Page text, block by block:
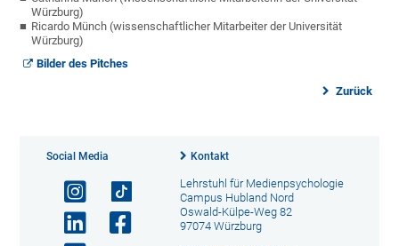
Würzburg)
Ricardo Münch (wissenschaftlicher Mitarbeiter der Universität
Würzburg)
Bilder des Pitches
Zurück
Social Media Kontakt
Lehrstuhl für Medienpsychologie
Campus Hubland Nord
Oswald-Külpe-Weg 82
97074 Würzburg